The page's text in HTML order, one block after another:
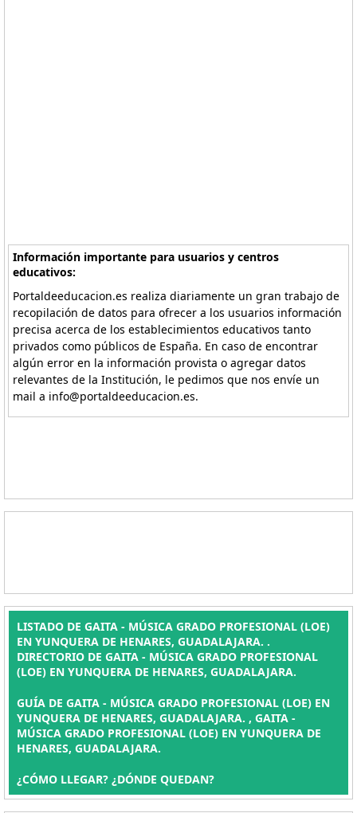
Información importante para usuarios y centros
educativos:
Portaldeeducacion.es realiza diariamente un gran trabajo de
recopilación de datos para ofrecer a los usuarios información
precisa acerca de los establecimientos educativos tanto
privados como públicos de España. En caso de encontrar
algún error en la información provista o agregar datos
relevantes de la Institución, le pedimos que nos envíe un
mail a info@portaldeeducacion.es.
LISTADO DE GAITA - MÚSICA GRADO PROFESIONAL (LOE)
EN YUNQUERA DE HENARES, GUADALAJARA. .
DIRECTORIO DE GAITA - MÚSICA GRADO PROFESIONAL
(LOE) EN YUNQUERA DE HENARES, GUADALAJARA.
GUÍA DE GAITA - MÚSICA GRADO PROFESIONAL (LOE) EN
YUNQUERA DE HENARES, GUADALAJARA. , GAITA -
MÚSICA GRADO PROFESIONAL (LOE) EN YUNQUERA DE
HENARES, GUADALAJARA.
¿CÓMO LLEGAR? ¿DÓNDE QUEDAN?